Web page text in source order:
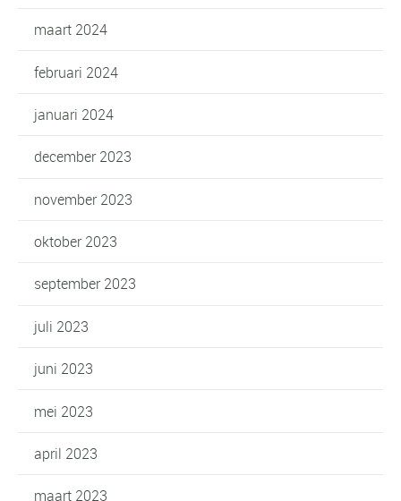
maart 2024
februari 2024
januari 2024
december 2023
november 2023
oktober 2023
september 2023
juli 2023
juni 2023
mei 2023
april 2023
maart 2023